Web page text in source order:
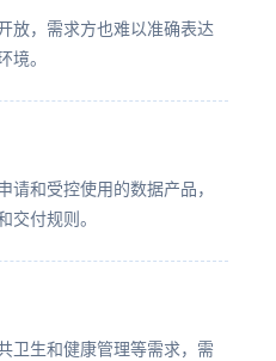
放，需求方也难以准确表达
境。
请和受控使用的数据产品，
交付规则。
卫生和健康管理等需求，需